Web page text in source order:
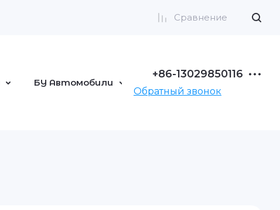
Сравнение
БУ Автомобили
+86-13029850116
Обратный звонок